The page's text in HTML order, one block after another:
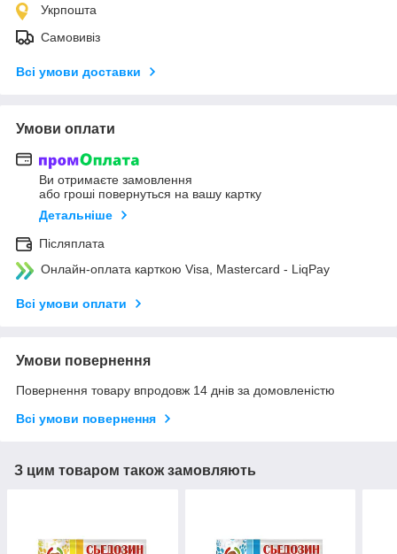
Укрпошта
Самовивіз
Всі умови доставки
Умови оплати
Ви отримаєте замовлення
або гроші повернуться на вашу картку
Детальніше
Післяплата
Онлайн-оплата карткою Visa, Mastercard - LiqPay
Всі умови оплати
Умови повернення
Повернення товару впродовж 14 днів за домовленістю
Всі умови повернення
З цим товаром також замовляють